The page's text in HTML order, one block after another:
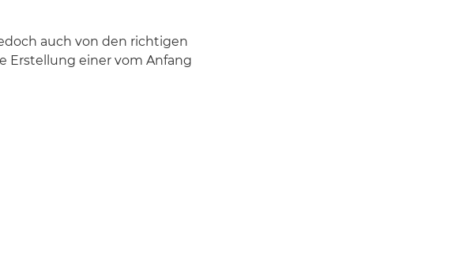
auch von den richtigen
Erstellung einer vom Anfang